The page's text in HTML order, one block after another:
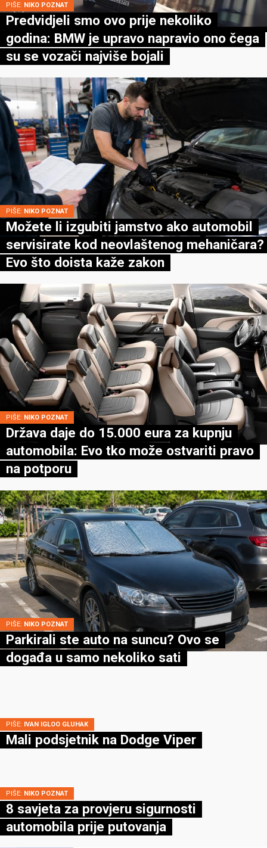
PIŠE: NIKO POZNAT
Predvidjeli smo ovo prije nekoliko
godina: BMW je upravo napravio ono čega
su se vozači najviše bojali
PIŠE: NIKO POZNAT
Možete li izgubiti jamstvo ako automobil
servisirate kod neovlaštenog mehaničara?
Evo što doista kaže zakon
PIŠE: NIKO POZNAT
Država daje do 15.000 eura za kupnju
automobila: Evo tko može ostvariti pravo
na potporu
PIŠE: NIKO POZNAT
Parkirali ste auto na suncu? Ovo se
događa u samo nekoliko sati
PIŠE: IVAN IGLOO GLUHAK
Mali podsjetnik na Dodge Viper
PIŠE: NIKO POZNAT
8 savjeta za provjeru sigurnosti
automobila prije putovanja